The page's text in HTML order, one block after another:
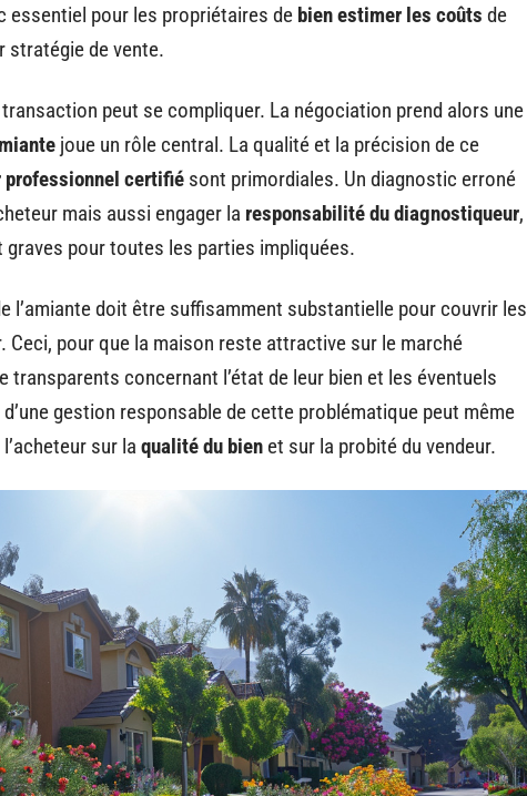
essentiel pour les propriétaires de bien estimer les coûts de
stratégie de vente.
transaction peut se compliquer. La négociation prend alors une
joue un rôle central. La qualité et la précision de ce
professionnel certifié sont primordiales. Un diagnostic erroné
mais aussi engager la responsabilité du diagnostiqueur,
pour toutes les parties impliquées.
l’amiante doit être suffisamment substantielle pour couvrir les
Ceci, pour que la maison reste attractive sur le marché
concernant l’état de leur bien et les éventuels
gestion responsable de cette problématique peut même
sur la qualité du bien et sur la probité du vendeur.